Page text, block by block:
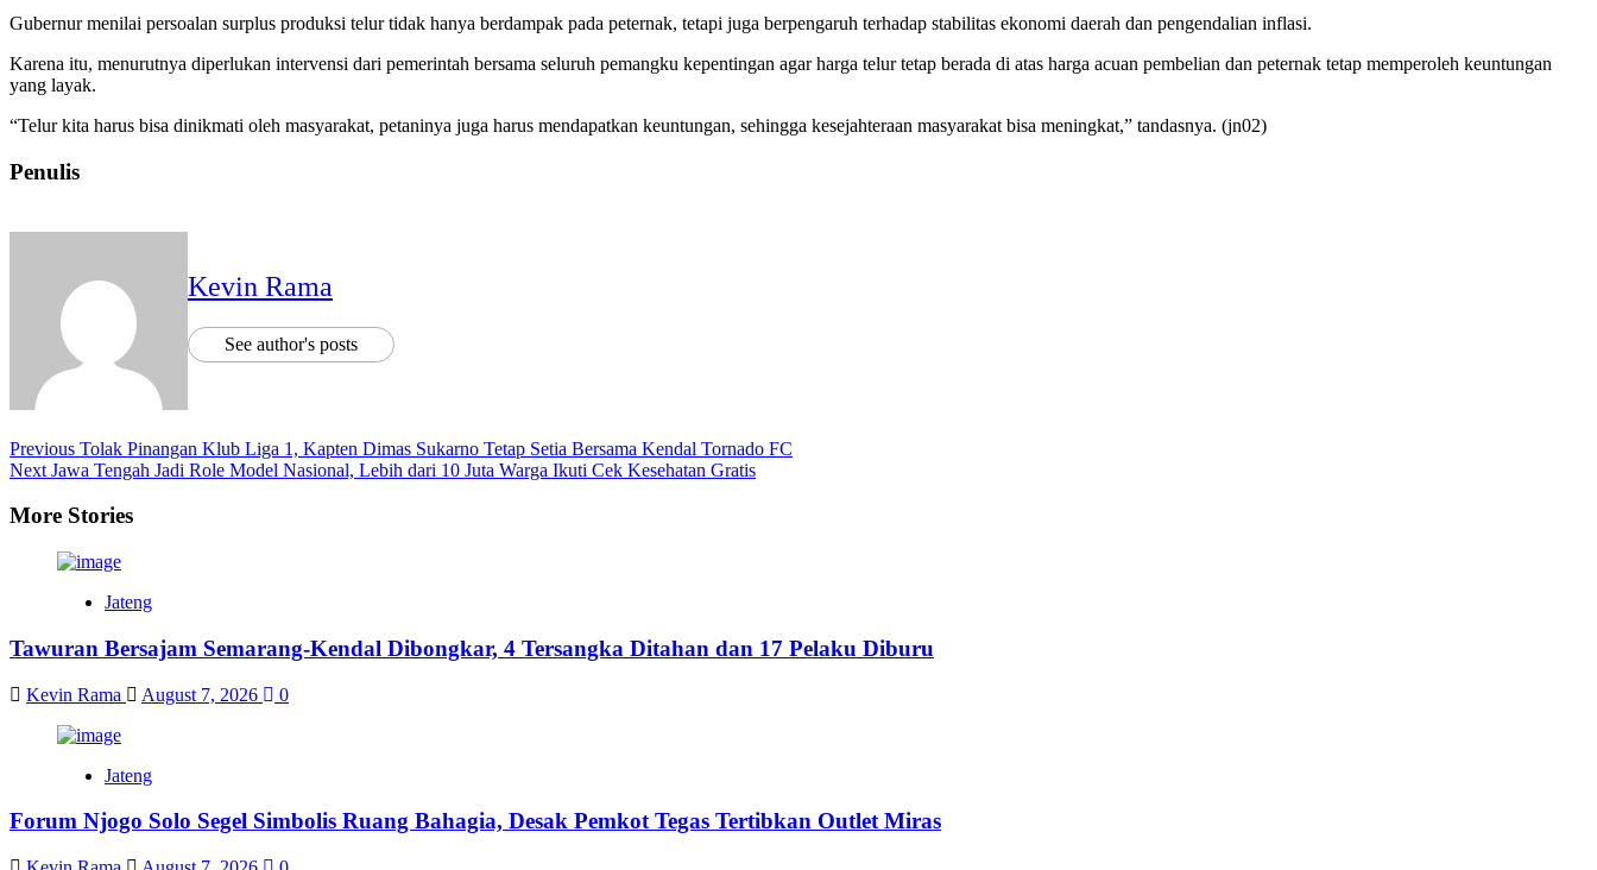
Gubernur menilai persoalan surplus produksi telur tidak hanya berdampak pada peternak, tetapi juga berpengaruh terhadap stabilitas ekonomi daerah dan pengendalian inflasi.
Karena itu, menurutnya diperlukan intervensi dari pemerintah bersama seluruh pemangku kepentingan agar harga telur tetap berada di atas harga acuan pembelian dan peternak tetap memperoleh keuntungan
yang layak.
“Telur kita harus bisa dinikmati oleh masyarakat, petaninya juga harus mendapatkan keuntungan, sehingga kesejahteraan masyarakat bisa meningkat,” tandasnya. (jn02)
Penulis
Kevin Rama
See author's posts
Previous Tolak Pinangan Klub Liga 1, Kapten Dimas Sukarno Tetap Setia Bersama Kendal Tornado FC
Next Jawa Tengah Jadi Role Model Nasional, Lebih dari 10 Juta Warga Ikuti Cek Kesehatan Gratis
More Stories
Jateng
Tawuran Bersajam Semarang-Kendal Dibongkar, 4 Tersangka Ditahan dan 17 Pelaku Diburu
Kevin Rama August 7, 2026 0
Jateng
Forum Njogo Solo Segel Simbolis Ruang Bahagia, Desak Pemkot Tegas Tertibkan Outlet Miras